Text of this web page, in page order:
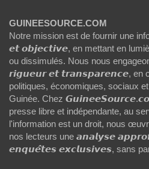
GUINEESOURCE.COM
Notre mission est de fournir une
𝙚𝙩 𝙤𝙗𝙟𝙚𝙘𝙩𝙞𝙫𝙚, en mettant en
ou dissimulés. Nous nous
𝙧𝙞𝙜𝙪𝙚𝙪𝙧 𝙚𝙩 𝙩𝙧𝙖𝙣𝙨𝙥𝙖𝙧𝙚𝙣𝙘𝙚, en
politiques, économiques, sociaux
Guinée. Chez
presse libre et indépendante, au
l'information est un droit, nous
nos lecteurs une 𝙖𝙣𝙖𝙡𝙮𝙨𝙚
𝙚𝙣𝙦𝙪𝙚̂𝙩𝙚𝙨 𝙚𝙭𝙘𝙡𝙪𝙨𝙞𝙫𝙚𝙨, sans